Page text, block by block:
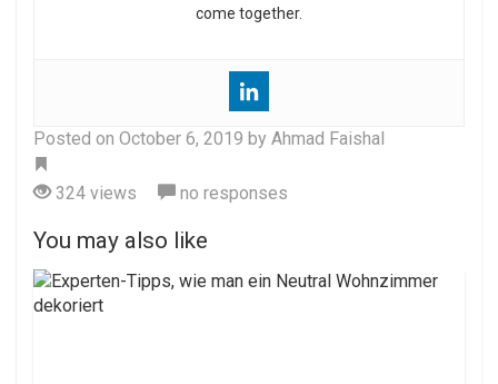
come together.
Posted on October 6, 2019 by Ahmad Faishal
324 views
no responses
You may also like